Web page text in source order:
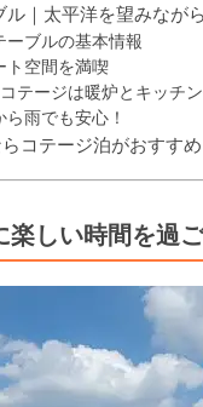
｜太平洋を望みなが
ブルの基本情報
ト空間を満喫
テージは暖炉とキッチン
雨でも安心！
コテージ泊がおすすめ
しい時間を過